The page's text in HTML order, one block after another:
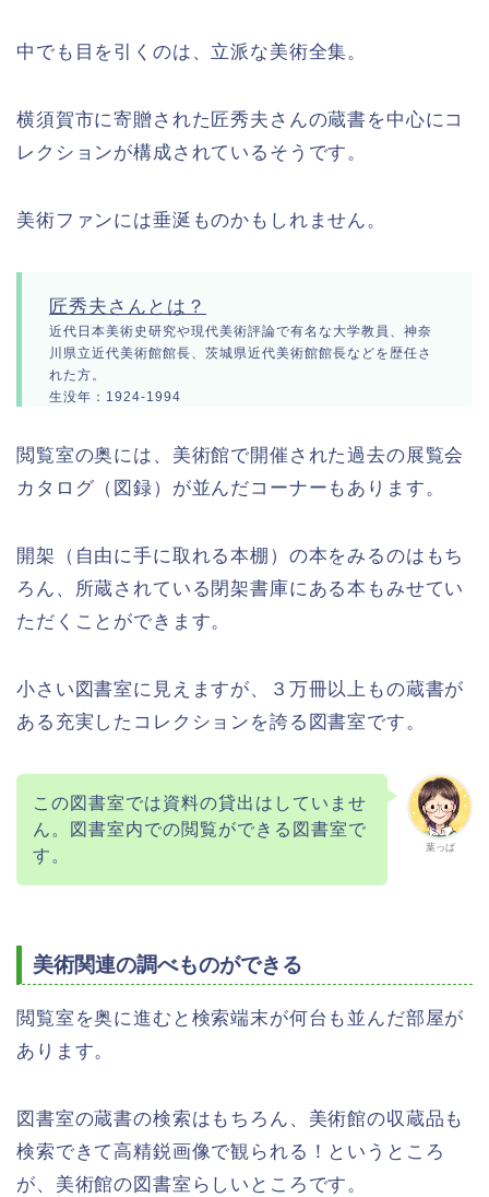
中でも目を引くのは、立派な美術全集。
横須賀市に寄贈された匠秀夫さんの蔵書を中心にコ
レクションが構成されているそうです。
美術ファンには垂涎ものかもしれません。
匠秀夫さんとは？
近代日本美術史研究や現代美術評論で有名な大学教員、神奈
川県立近代美術館館長、茨城県近代美術館館長などを歴任さ
れた方。
生没年：1924-1994
閲覧室の奥には、美術館で開催された過去の展覧会
カタログ（図録）が並んだコーナーもあります。
開架（自由に手に取れる本棚）の本をみるのはもち
ろん、所蔵されている閉架書庫にある本もみせてい
ただくことができます。
小さい図書室に見えますが、３万冊以上もの蔵書が
ある充実したコレクションを誇る図書室です。
葉っぱ
この図書室では資料の貸出はしていませ
ん。図書室内での閲覧ができる図書室で
す。
美術関連の調べものができる
閲覧室を奥に進むと検索端末が何台も並んだ部屋が
あります。
図書室の蔵書の検索はもちろん、美術館の収蔵品も
検索できて高精鋭画像で観られる！というところ
が、美術館の図書室らしいところです。